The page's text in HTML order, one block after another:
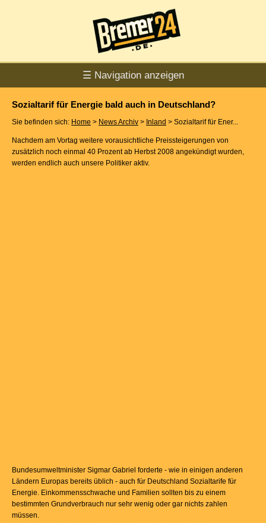
☰ Navigation anzeigen
Sozialtarif für Energie bald auch in Deutschland?
Sie befinden sich: Home > News Archiv > Inland > Sozialtarif für Ener...
Nachdem am Vortag weitere vorausichtliche Preissteigerungen von
zusätzlich noch einmal 40 Prozent ab Herbst 2008 angekündigt wurden,
werden endlich auch unsere Politiker aktiv.
Bundesumweltminister Sigmar Gabriel forderte - wie in einigen anderen
Ländern Europas bereits üblich - auch für Deutschland Sozialtarife für
Energie. Einkommensschwache und Familien sollten bis zu einem
bestimmten Grundverbrauch nur sehr wenig oder gar nichts zahlen
müssen.